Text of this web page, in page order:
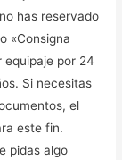
has reservado
«Consigna
equipaje por 24
Si necesitas
el
este fin.
pidas algo